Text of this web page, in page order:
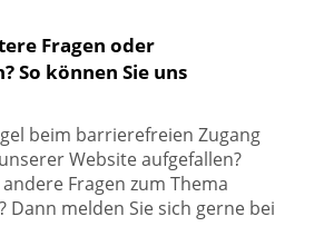
Fragen oder
So können Sie uns
beim barrierefreien Zugang
Website aufgefallen?
Fragen zum Thema
Dann melden Sie sich gerne bei